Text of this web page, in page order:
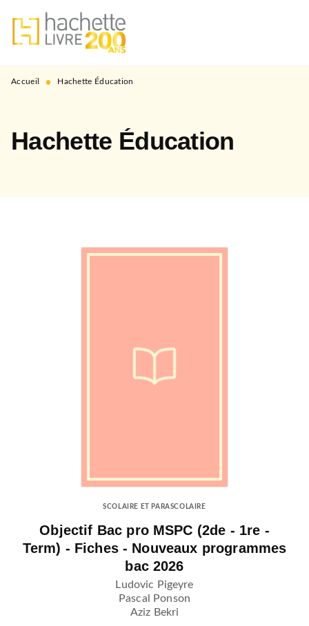
MENU RECHERCHE
PIED DE PAGE
Accueil • Hachette Éducation
Hachette Éducation
SCOLAIRE ET PARASCOLAIRE
Objectif Bac pro MSPC (2de - 1re -
Term) - Fiches - Nouveaux programmes
bac 2026
Ludovic Pigeyre
Pascal Ponson
Aziz Bekri